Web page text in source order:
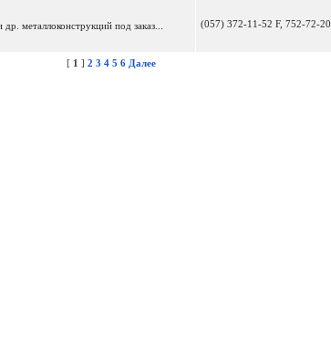
металлоконструкций под заказ...
(057) 372-11-52 F, 752-72-20
[ 1 ] 2 3 4 5 6 Далее